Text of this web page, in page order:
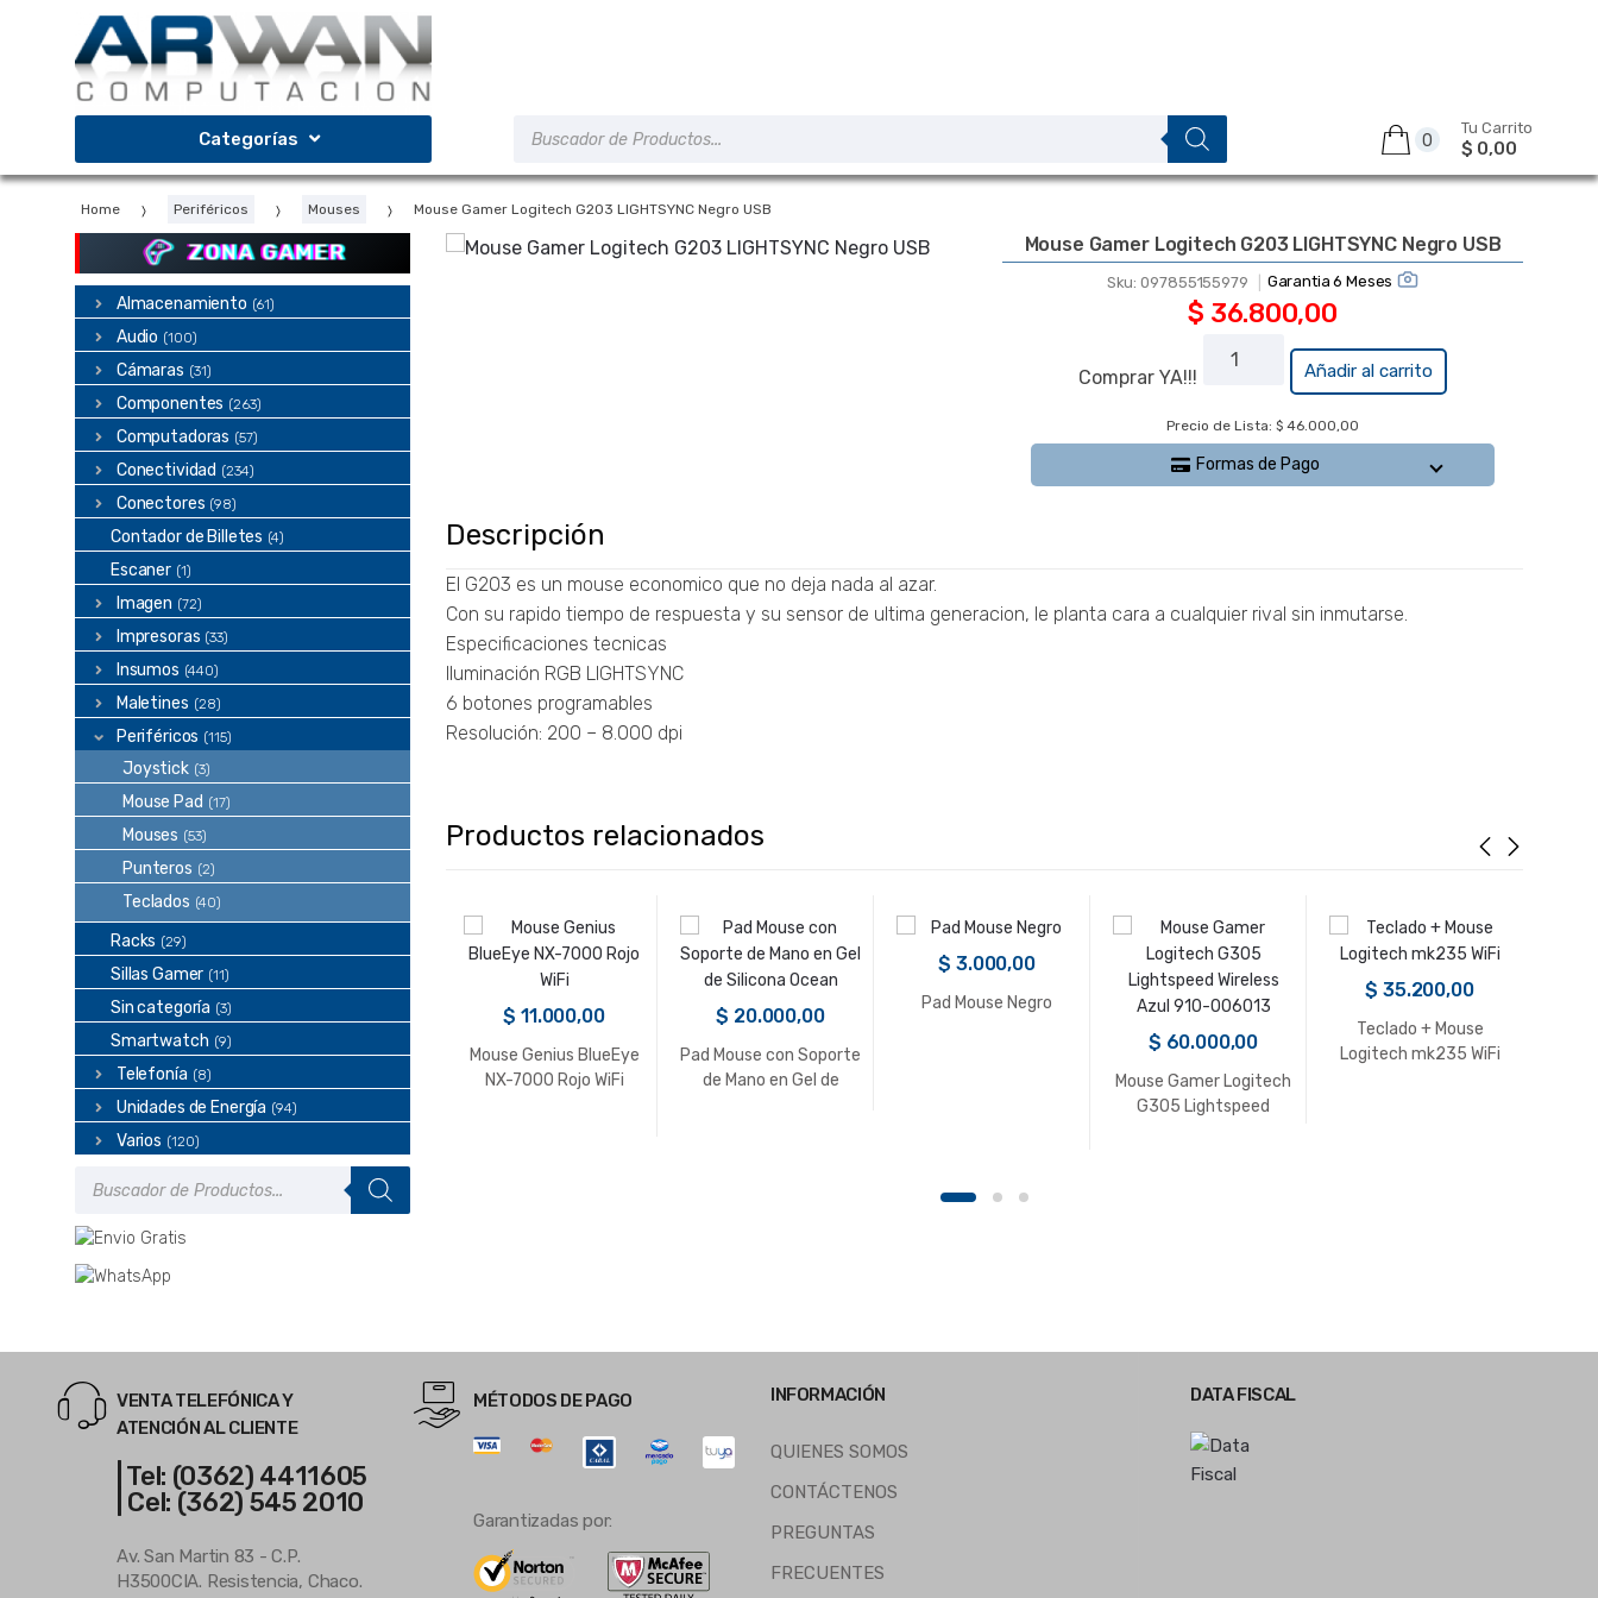
navegación
contenido
Categorías
de
0
Tu Carrito
$ 0,00
Home Periféricos Mouses Mouse Gamer Logitech G203 LIGHTSYNC Negro USB
Mouse Gamer Logitech G203 LIGHTSYNC Negro USB
Sku:097855155979 Garantia 6 Meses
$ 36.800,00
Comprar YA!!!
Mouse
G203
LIGHTSYNC
Añadir al carrito
Precio de Lista: $ 46.000,00
Formas de Pago
Descripción
El G203 es un mouse economico que no deja nada al azar.
Con su rapido tiempo de respuesta y su sensor de ultima generacion, le planta cara a cualquier rival sin inmutarse.
Especificaciones tecnicas
Iluminación RGB LIGHTSYNC
6 botones programables
Resolución: 200 – 8.000 dpi
Productos relacionados
$ 11.000,00
Mouse Genius BlueEye
NX-7000 Rojo WiFi
$ 20.000,00
Pad Mouse con Soporte
de Mano en Gel de
$ 3.000,00
Pad Mouse Negro
$ 60.000,00
Mouse Gamer Logitech
G305 Lightspeed
$ 35.200,00
Teclado + Mouse
Logitech mk235 WiFi
ZONA GAMER
Almacenamiento (61)
Audio (100)
Cámaras (31)
Componentes (263)
Computadoras (57)
Conectividad (234)
Conectores (98)
Contador de Billetes (4)
Escaner (1)
Imagen (72)
Impresoras (33)
Insumos (440)
Maletines (28)
Periféricos (115)
Joystick (3)
Mouse Pad (17)
Mouses (53)
Punteros (2)
Teclados (40)
Racks (29)
Sillas Gamer (11)
Sin categoría (3)
Smartwatch (9)
Telefonía (8)
Unidades de Energía (94)
Varios (120)
de
VENTA TELEFÓNICA Y
ATENCIÓN AL CLIENTE
| Tel: (0362) 4411605
| Cel: (362) 545 2010
Av. San Martin 83 - C.P.
H3500CIA. Resistencia, Chaco.
MÉTODOS DE PAGO
Garantizadas por:
INFORMACIÓN
QUIENES SOMOS
CONTÁCTENOS
PREGUNTAS
FRECUENTES
DATA FISCAL